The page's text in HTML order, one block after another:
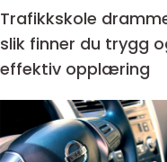
Trafikkskole
slik finner du trygg
effektiv opplæring